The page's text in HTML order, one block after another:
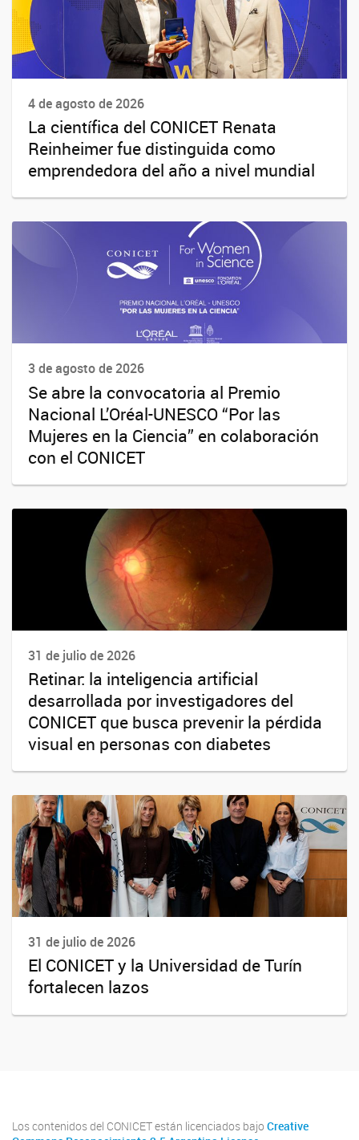
4 de agosto de 2026
La científica del CONICET Renata
Reinheimer fue distinguida como
emprendedora del año a nivel mundial
3 de agosto de 2026
Se abre la convocatoria al Premio
Nacional L’Oréal-UNESCO “Por las
Mujeres en la Ciencia” en colaboración
con el CONICET
31 de julio de 2026
Retinar: la inteligencia artificial
desarrollada por investigadores del
CONICET que busca prevenir la pérdida
visual en personas con diabetes
31 de julio de 2026
El CONICET y la Universidad de Turín
fortalecen lazos
Los contenidos del CONICET están licenciados bajo Creative